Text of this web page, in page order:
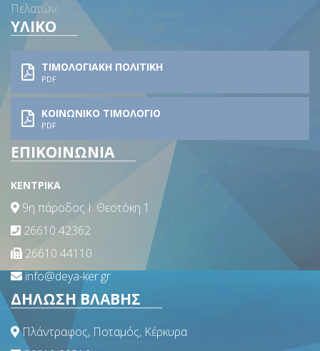
Πελατών.
ΥΛΙΚΟ
ΤΙΜΟΛΟΓΙΑΚΗ ΠΟΛΙΤΙΚΗ
PDF
ΚΟΙΝΩΝΙΚΟ ΤΙΜΟΛΟΓΙΟ
PDF
ΕΠΙΚΟΙΝΩΝΙΑ
ΚΕΝΤΡΙΚΑ
9η πάροδος Ι. Θεοτόκη 1
26610 42362
26610 44110
info@deya-ker.gr
ΔΗΛΩΣΗ ΒΛΑΒΗΣ
Πλάντραφος, Ποταμός, Κέρκυρα